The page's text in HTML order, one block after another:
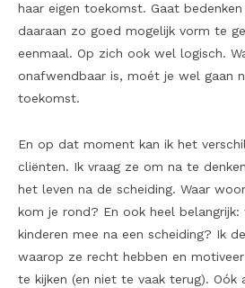
haar eigen toekomst. Gaat
daaraan zo goed mogelijk vorm te
eenmaal. Op zich ook wel logisch.
onafwendbaar is, moét je wel gaan
toekomst.
En op dat moment kan ik het
cliënten. Ik vraag ze om na te
het leven na de scheiding. Waar
kom je rond? En ook heel
kinderen mee na een scheiding? Ik
waarop ze recht hebben en
te kijken (en niet te vaak terug). Oók